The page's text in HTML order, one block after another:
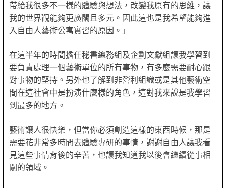
帶給我很多不一樣的體驗與想法，改變我原有的思維，讓
我的世界觀能夠更廣闊且多元。因此這也是我希望能夠進
入自由人藝術公寓實習的原因。」
在這半年的時間擔任秘書總務組及企劃文獻組讓我學習到
要負責處理一個藝術單位的所有事物，有多麼需要耐心跟
對事物的堅持。另外也了解到非營利組織或是其他藝術空
間在這社會中是扮演什麼樣的角色，這對我來說是我學習
到最多的地方。
藝術讓人很快樂，但當你必須創造這樣的東西時候，那是
需要花非常多時間去體驗專研的事情，謝謝自由人讓我看
見這些事情背後的辛苦，也讓我知道我以後會繼續從事相
關的領域。